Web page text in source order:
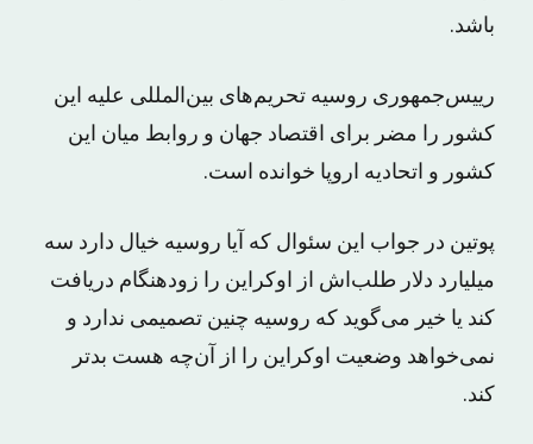
باشد.
رییس‌جمهوری روسیه تحریم‌های بین‌المللی علیه این
کشور را مضر برای اقتصاد جهان و روابط میان این
کشور و اتحادیه اروپا خوانده است.
پوتین در جواب این سئوال که آیا روسیه خیال دارد سه
میلیارد دلار طلب‌اش از اوکراین را زودهنگام دریافت
کند یا خیر می‌گوید که روسیه چنین تصمیمی ندارد و
نمی‌خواهد وضعیت اوکراین را از آن‌چه هست بدتر
کند.